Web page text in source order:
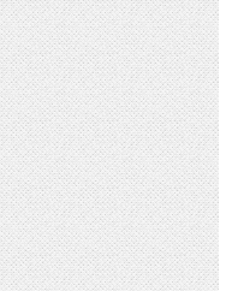
网
智
能
导
盲
语
音
引
导
模
式